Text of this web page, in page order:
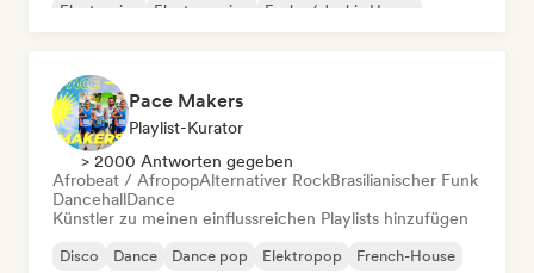
Electronica
Electro swing Funky / Jackin House
Pace Makers
Playlist-Kurator
> 2000 Antworten gegeben
Afrobeat / AfropopAlternativer RockBrasilianischer Funk
DancehallDance
Künstler zu meinen einflussreichen Playlists hinzufügen
Disco Dance Dance pop Elektropop
French-House